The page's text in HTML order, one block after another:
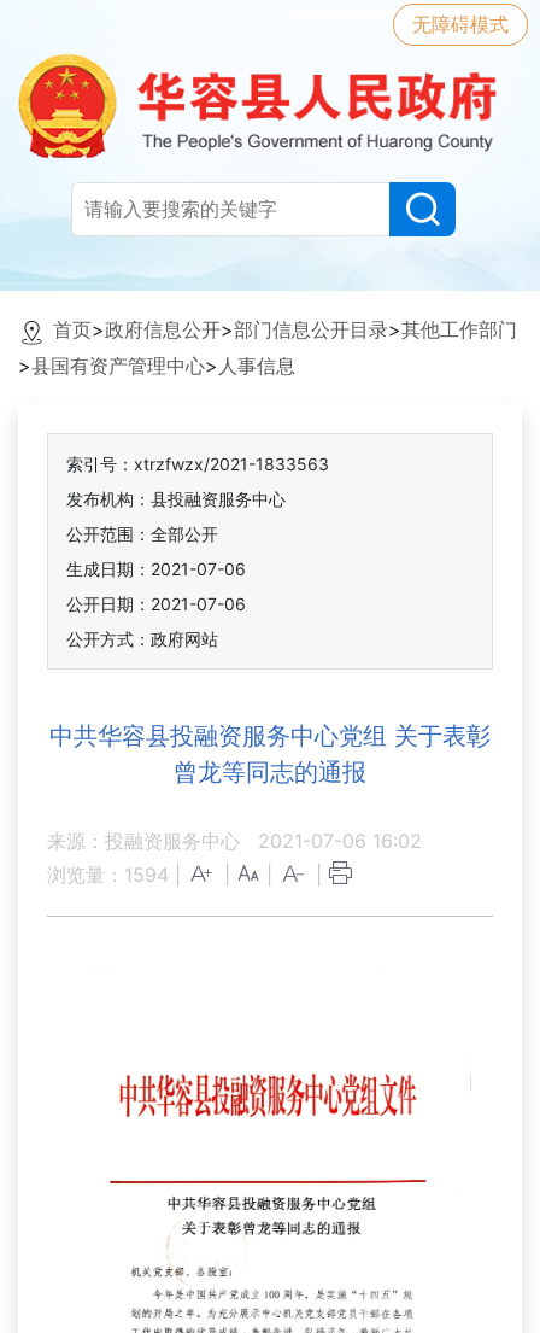
无障碍模式
首页>政府信息公开>部门信息公开目录>其他工作部门
>县国有资产管理中心> 人事信息
索引号：xtrzfwzx/2021-1833563
发布机构：县投融资服务中心
公开范围：全部公开
生成日期：2021-07-06
公开日期：2021-07-06
公开方式：政府网站
中共华容县投融资服务中心党组 关于表彰
曾龙等同志的通报
来源：投融资服务中心
2021-07-06 16:02
浏览量： 1594